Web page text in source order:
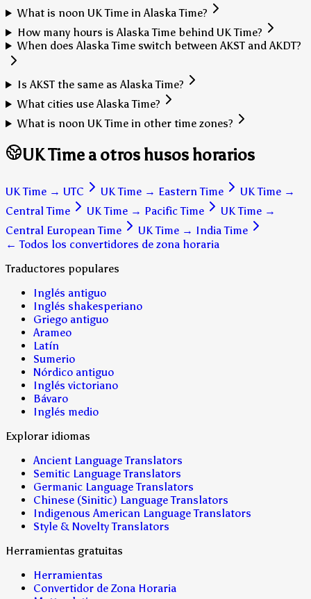
What is noon UK Time in Alaska Time?
How many hours is Alaska Time behind UK Time?
When does Alaska Time switch between AKST and AKDT?
Is AKST the same as Alaska Time?
What cities use Alaska Time?
What is noon UK Time in other time zones?
UK Time a otros husos horarios
UK Time → UTC UK Time → Eastern Time UK Time →
Central Time
UK Time → Pacific Time UK Time →
Central European Time
UK Time → India Time
← Todos los convertidores de zona horaria
Traductores populares
Inglés antiguo
Inglés shakesperiano
Griego antiguo
Arameo
Latín
Sumerio
Nórdico antiguo
Inglés victoriano
Bávaro
Inglés medio
Explorar idiomas
Ancient Language Translators
Semitic Language Translators
Germanic Language Translators
Chinese (Sinitic) Language Translators
Indigenous American Language Translators
Style & Novelty Translators
Herramientas gratuitas
Herramientas
Convertidor de Zona Horaria